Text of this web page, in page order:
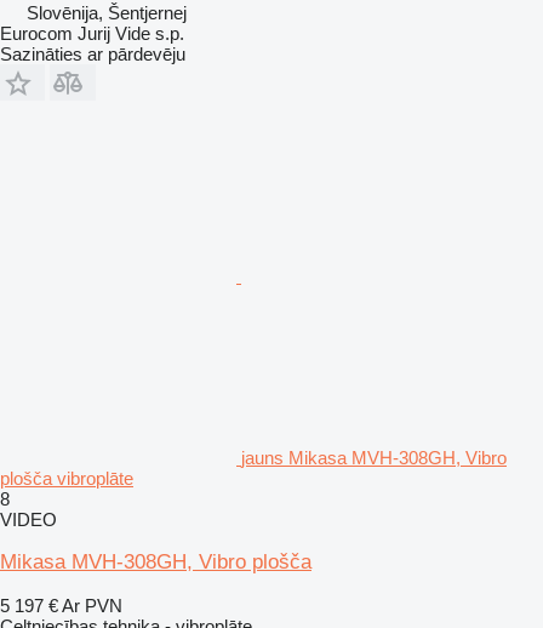
Slovēnija, Šentjernej
Eurocom Jurij Vide s.p.
Sazināties ar pārdevēju
jauns Mikasa MVH-308GH, Vibro
plošča vibroplāte
8
VIDEO
Mikasa MVH-308GH, Vibro plošča
5 197 €Ar PVN